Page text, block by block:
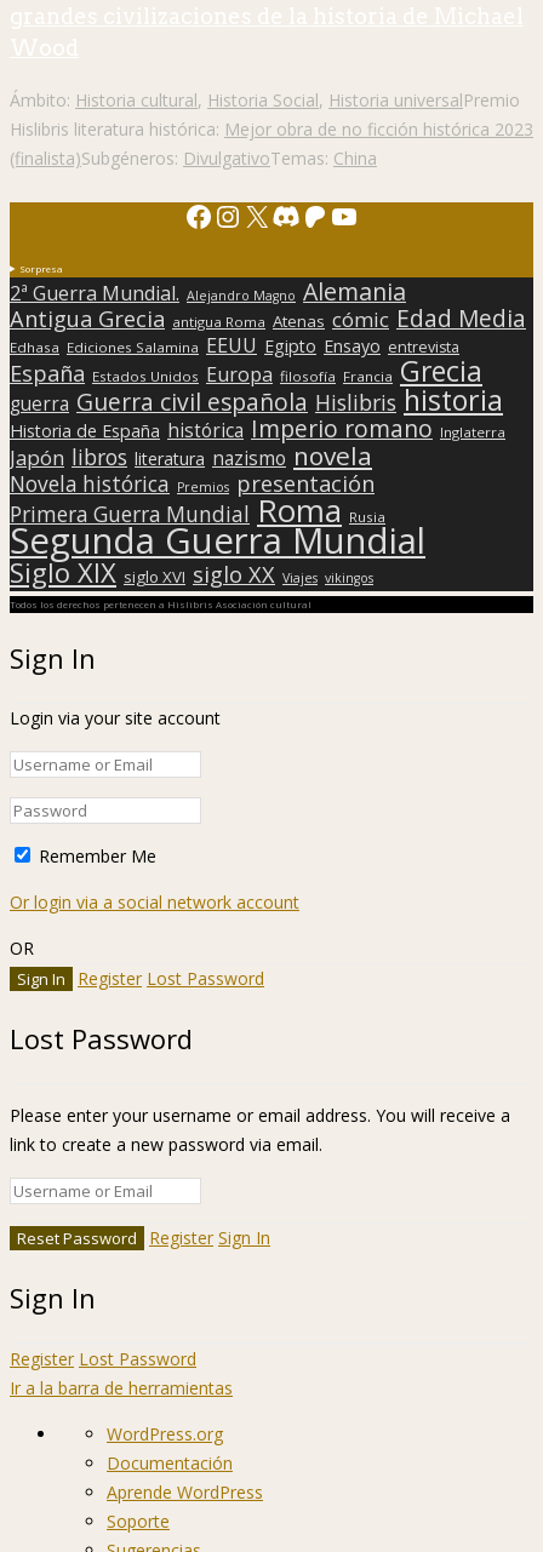
grandes civilizaciones de la historia de Michael
Wood
Ámbito: Historia cultural, Historia Social, Historia universalPremio
Hislibris literatura histórica: Mejor obra de no ficción histórica 2023
(finalista)Subgéneros: DivulgativoTemas: China
Facebook
Instagram
X Discord
Patreon
YouTube
Sorpresa
2ª Guerra Mundial. Alejandro Magno Alemania
Antigua Grecia antigua Roma Atenas cómic Edad Media
Edhasa Ediciones Salamina EEUU Egipto Ensayo entrevista
España Estados Unidos Europa filosofía Francia Grecia
guerra Guerra civil española Hislibris historia
Historia de España histórica Imperio romano Inglaterra
Japón libros literatura nazismo novela
Novela histórica Premios presentación
Primera Guerra Mundial Roma Rusia
Segunda Guerra Mundial
Siglo XIX siglo XVI siglo XX Viajes vikingos
Todos los derechos pertenecen a Hislibris Asociación cultural
Sign In
Login via your site account
Remember Me
Or login via a social network account
OR
Register Lost Password
Lost Password
Please enter your username or email address. You will receive a
link to create a new password via email.
Register Sign In
Sign In
Register Lost Password
Ir a la barra de herramientas
Acerca
WordPress
WordPress.org
Documentación
Aprende WordPress
Soporte